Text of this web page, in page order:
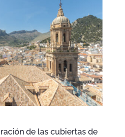
de las cubiertas de